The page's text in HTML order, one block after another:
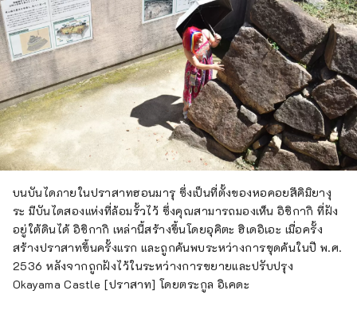
บนบันไดภายในปราสาทฮอนมารุ ซึ่งเป็นที่ตั้งของหอคอยสึคิมิยางุ
ระ มีบันไดสองแห่งที่ล้อมรั้วไว้ ซึ่งคุณสามารถมองเห็น อิชิกากิ ที่ฝัง
อยู่ใต้ดินได้ อิชิกากิ เหล่านี้สร้างขึ้นโดยอุคิตะ ฮิเดอิเอะ เมื่อครั้ง
สร้างปราสาทขึ้นครั้งแรก และถูกค้นพบระหว่างการขุดค้นในปี พ.ศ.
2536 หลังจากถูกฝังไว้ในระหว่างการขยายและปรับปรุง
Okayama Castle [ปราสาท] โดยตระกูล อิเคดะ